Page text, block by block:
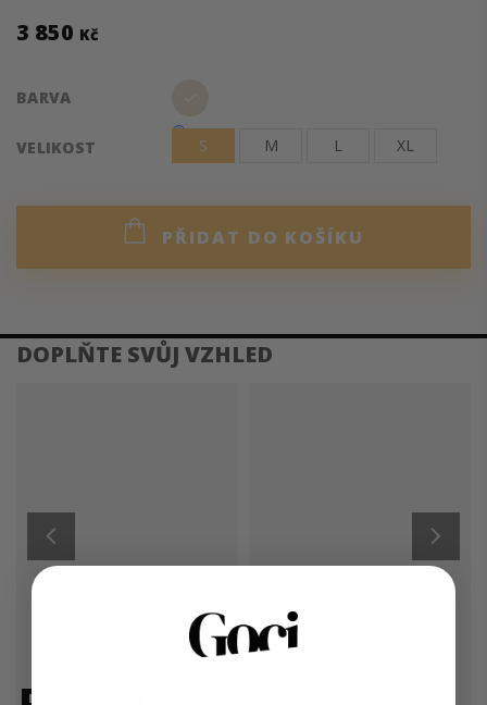
3 850 Kč
cena:
BARVA
VELIKOST S M L XL
PŘIDAT DO KOŠÍKU
NEJPRODÁVANĚJŠÍ
DETAILNÍ POPIS PRODUKTU
volně nebo zvýraznit postavu. Díky teplému a pevnému
materiálu je ideální do chladnějších dnů a skvěle se hodí jak
přes mikinu, tak k elegantním kalhotám. Precizní
zpracování z něj dělá univerzální kousek, který si oblíbíte
pro každodenní nošení i speciální příležitosti.